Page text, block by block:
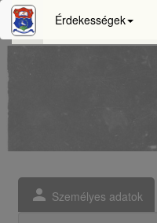
Érdekességek
person Személyes adatok